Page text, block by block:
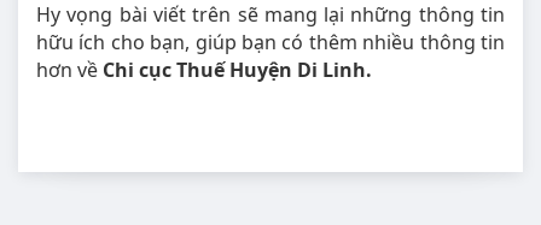
Hy vọng bài viết trên sẽ mang lại những thông tin
hữu ích cho bạn, giúp bạn có thêm nhiều thông tin
hơn về Chi cục Thuế Huyện Di Linh.